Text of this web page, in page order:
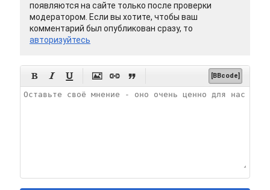
появляются на сайте только после проверки
модератором. Если вы хотите, чтобы ваш
комментарий был опубликован сразу, то
авторизуйтесь
      [BBcode]